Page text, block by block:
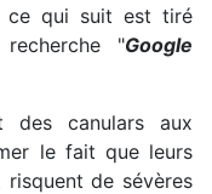
ce qui suit est tiré
"Google
des canulars aux
le fait que leurs
risquent de sévères